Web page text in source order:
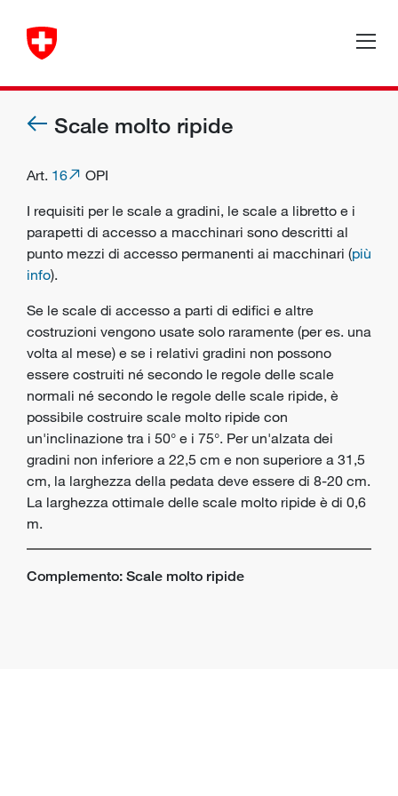
Scale molto ripide
Art. 16
OPI
I requisiti per le scale a gradini, le scale a libretto e i
parapetti di accesso a macchinari sono descritti al
punto mezzi di accesso permanenti ai macchinari (più
info).
Se le scale di accesso a parti di edifici e altre
costruzioni vengono usate solo raramente (per es. una
volta al mese) e se i relativi gradini non possono
essere costruiti né secondo le regole delle scale
normali né secondo le regole delle scale ripide, è
possibile costruire scale molto ripide con
un'inclinazione tra i 50° e i 75°. Per un'alzata dei
gradini non inferiore a 22,5 cm e non superiore a 31,5
cm, la larghezza della pedata deve essere di 8-20 cm.
La larghezza ottimale delle scale molto ripide è di 0,6
m.
Complemento: Scale molto ripide